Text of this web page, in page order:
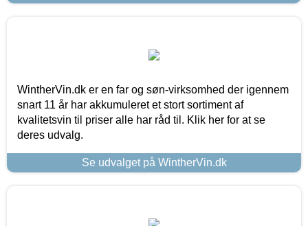
WintherVin.dk er en far og søn-virksomhed der igennem
snart 11 år har akkumuleret et stort sortiment af
kvalitetsvin til priser alle har råd til. Klik her for at se
deres udvalg.
Se udvalget på WintherVin.dk